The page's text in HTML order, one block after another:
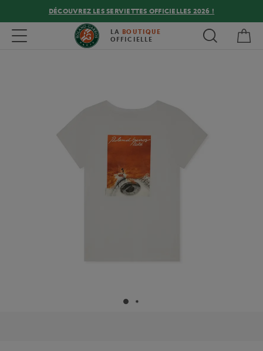
DÉCOUVREZ LES SERVIETTES OFFICIELLES 2026 !
Toggle navigation LA BOUTIQUE
OFFICIELLE